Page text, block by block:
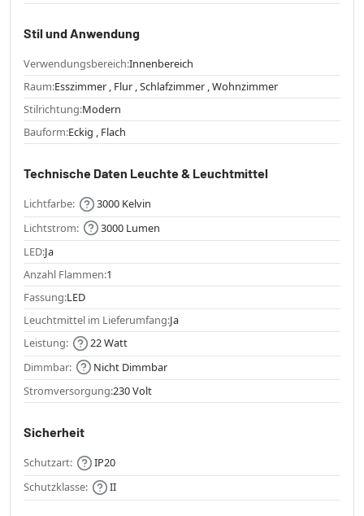
Stil und Anwendung
Verwendungsbereich:Innenbereich
Raum:Esszimmer , Flur , Schlafzimmer , Wohnzimmer
Stilrichtung:Modern
Bauform:Eckig , Flach
Technische Daten Leuchte & Leuchtmittel
Lichtfarbe:
3000 Kelvin
Lichtstrom:
3000 Lumen
LED:Ja
Anzahl Flammen:1
Fassung:LED
Leuchtmittel im Lieferumfang:Ja
Leistung:
22 Watt
Dimmbar:
Nicht Dimmbar
Stromversorgung:230 Volt
Sicherheit
Schutzart:
IP20
Schutzklasse:
II